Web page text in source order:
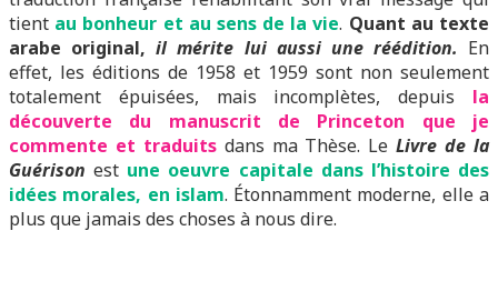
tient au bonheur et au sens de la vie. Quant au texte
arabe original,il mérite lui aussi une réédition. En
effet, les éditions de 1958 et 1959 sont non seulement
totalement épuisées, mais incomplètes, depuis la
découverte du manuscrit de Princeton que je
commente et traduitsdans ma Thèse. LeLivre de la
Guérison est une oeuvre capitale dans l’histoire des
idées morales, en islam. Étonnamment moderne, elle a
plus que jamais des choses à nous dire.